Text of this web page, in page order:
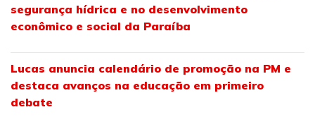
segurança hídrica e no desenvolvimento
econômico e social da Paraíba
Lucas anuncia calendário de promoção na PM e
destaca avanços na educação em primeiro
debate